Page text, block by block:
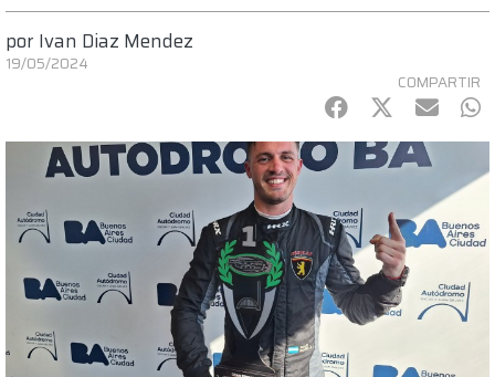
por Ivan Diaz Mendez
19/05/2024
COMPARTIR
Facebook
Twitter
mail